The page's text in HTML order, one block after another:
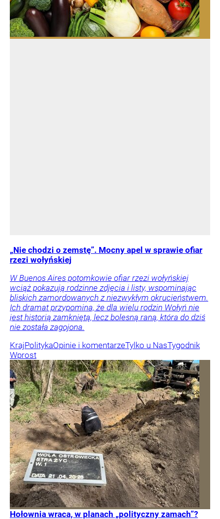
„Nie chodzi o zemstę”. Mocny apel w sprawie ofiar
rzezi wołyńskiej
W Buenos Aires potomkowie ofiar rzezi wołyńskiej
wciąż pokazują rodzinne zdjęcia i listy, wspominając
bliskich zamordowanych z niezwykłym okrucieństwem.
Ich dramat przypomina, że dla wielu rodzin Wołyń nie
jest historią zamkniętą, lecz bolesną raną, która do dziś
nie została zagojona.
KrajPolitykaOpinie i komentarzeTylko u NasTygodnik
Wprost
Hołownia wraca, w planach „polityczny zamach”?